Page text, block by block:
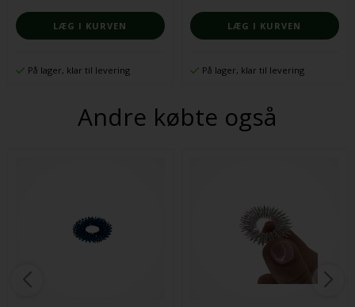
På lager, klar til levering På lager, klar til levering
Andre købte også